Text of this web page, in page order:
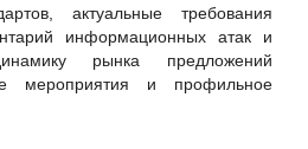
РУС»
актуальные требования
информационных атак и
рынка предложений
мероприятия и профильное